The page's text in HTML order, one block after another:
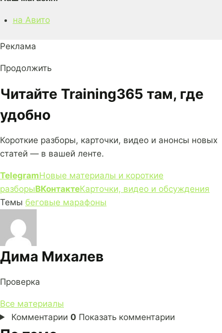
на Авито
Реклама
Продолжить
Читайте Training365 там, где
удобно
Короткие разборы, карточки, видео и анонсы новых
статей — в вашей ленте.
TelegramНовые материалы и короткие
разборыВКонтактеКарточки, видео и обсуждения
Темы беговые марафоны
Дима Михалев
Проверка
Все материалы
Комментарии 0 Показать комментарии